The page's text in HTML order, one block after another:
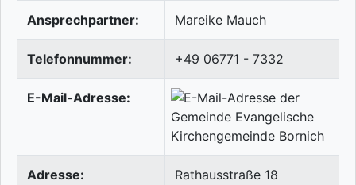
Ansprechpartner: Mareike Mauch
Telefonnummer: +49 06771 - 7332
E-Mail-Adresse:
Adresse:
Rathausstraße 18